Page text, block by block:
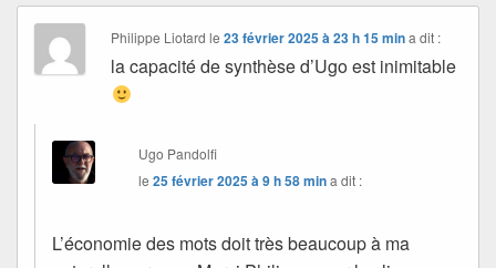
Philippe Liotard le23 février 2025 à 23 h 15 min a dit :
la capacité de synthèse d’Ugo est inimitable
Ugo Pandolfi
le25 février 2025 à 9 h 58 mina dit :
L’économie des mots doit très beaucoup à ma